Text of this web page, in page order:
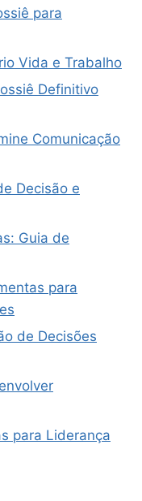
para
Vida e Trabalho
Definitivo
Comunicação
Decisão e
Guia de
para
de Decisões
para Liderança